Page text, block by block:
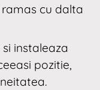
cu dalta
instaleaza
pozitie,